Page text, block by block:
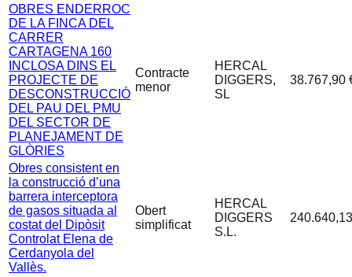
OBRES ENDERROC
DE LA FINCA DEL
CARRER
CARTAGENA 160
INCLOSA DINS EL
PROJECTE DE
DESCONSTRUCCIÓ
DEL PAU DEL PMU
DEL SECTOR DE
PLANEJAMENT DE
GLÒRIES
Contracte
menor
HERCAL
DIGGERS,
SL
38.767,90
Obres consistent en
la construcció d’una
barrera interceptora
de gasos situada al
costat del Dipòsit
Controlat Elena de
Cerdanyola del
Vallès.
Obert
simplificat
HERCAL
DIGGERS
S.L.